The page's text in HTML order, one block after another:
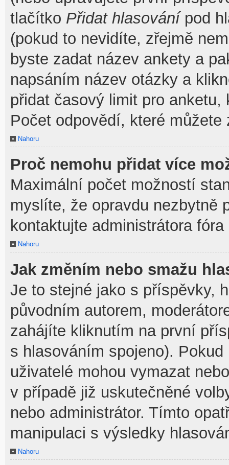
tlačítko Přidat hlasovánípod
(pokud to nevidíte, zřejmě
byste zadat název ankety a
napsáním název otázky a
přidat časový limit pro
Počet odpovědí, které
Nahoru
Proč nemohu přidat více
Maximální počet možností
myslíte, že opravdu nezbytně
kontaktujte administrátora
Nahoru
Jak změním nebo smažu
Je to stejné jako s příspěvky,
původním autorem,
zahájíte kliknutím na první
s hlasováním spojeno).
uživatelé mohou vymazat
v případě již uskutečněné
nebo administrátor. Tímto
manipulaci s výsledky
Nahoru